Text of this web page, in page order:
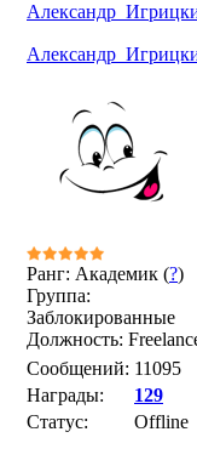
Ранг: Академик (?)
Группа:
Заблокированные
Должность:
Сообщений: 11095
Награды:
129
Статус:
Offline